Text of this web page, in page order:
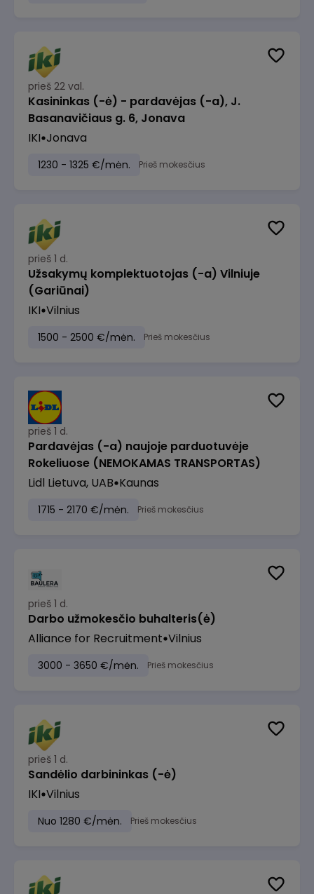
prieš 22 val.
Kasininkas (-ė) - pardavėjas (-a), J.
Basanavičiaus g. 6, Jonava
IKI Jonava
1230 - 1325 €/mėn. Prieš mokesčius
prieš 1 d.
Užsakymų komplektuotojas (-a) Vilniuje
(Gariūnai)
IKI Vilnius
1500 - 2500 €/mėn. Prieš mokesčius
prieš 1 d.
Pardavėjas (-a) naujoje parduotuvėje
Rokeliuose (NEMOKAMAS TRANSPORTAS)
Lidl Lietuva, UAB Kaunas
1715 - 2170 €/mėn. Prieš mokesčius
prieš 1 d.
Darbo užmokesčio buhalteris(ė)
Alliance for Recruitment Vilnius
3000 - 3650 €/mėn. Prieš mokesčius
prieš 1 d.
Sandėlio darbininkas (-ė)
IKI Vilnius
Nuo 1280 €/mėn. Prieš mokesčius